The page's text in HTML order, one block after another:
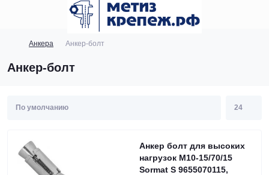
Анкера Анкер-болт
Анкер-болт
Анкер болт для высоких
нагрузок М10-15/70/15
Sormat S 9655070115,